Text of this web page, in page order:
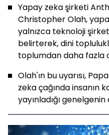
Yapay zeka şirketi
Christopher Olah,
yalnızca teknoloji
belirterek, dini
toplumdan daha fazla
Olah'ın bu uyarısı,
zeka çağında insanın
yayınladığı